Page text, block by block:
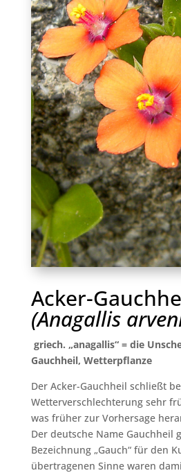
Acker-
(Anagallis
griech. „anagallis“ = die
Gauchheil, Wetterpflanze
Der Acker-Gauchheil schließt
Wetterverschlechterung sehr
was früher zur Vorhersage
Der deutsche Name Gauchheil
Bezeichnung „Gauch“ für den
übertragenen Sinne waren